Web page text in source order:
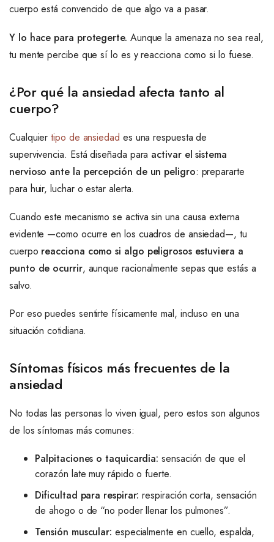
cuerpo está convencido de que algo va a pasar.
Y lo hace para protegerte. Aunque la amenaza no sea real,
tu mente percibe que sí lo es y reacciona como si lo fuese.
¿Por qué la ansiedad afecta tanto al
cuerpo?
Cualquiertipo de ansiedad es una respuesta de
supervivencia. Está diseñada para activar el sistema
nervioso ante la percepción de un peligro: prepararte
para huir, luchar o estar alerta.
Cuando este mecanismo se activa sin una causa externa
evidente —como ocurre en los cuadros de ansiedad—, tu
cuerpo reacciona como si algo peligrosos estuviera a
punto de ocurrir, aunque racionalmente sepas que estás a
salvo.
Por eso puedes sentirte físicamente mal, incluso en una
situación cotidiana.
Síntomas físicos más frecuentes de la
ansiedad
No todas las personas lo viven igual, pero estos son algunos
de los síntomas más comunes:
Palpitaciones o taquicardia: sensación de que el
corazón late muy rápido o fuerte.
Dificultad para respirar: respiración corta, sensación
de ahogo o de “no poder llenar los pulmones”.
Tensión muscular: especialmente en cuello, espalda,